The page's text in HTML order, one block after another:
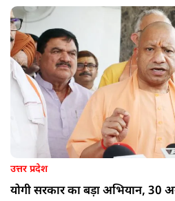
ताकि विद्यार्थियों और आम नागरिकों की
उत्तर प्रदेश
योगी सरकार का बड़ा अभियान, 30